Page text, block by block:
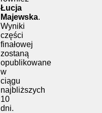
Łucja
Majewska.
Wyniki
części
finałowej
zostaną
opublikowane
w
ciągu
najbliższych
10
dni.